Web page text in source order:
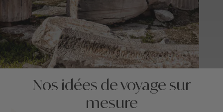
Nos idées de voyage sur
mesure